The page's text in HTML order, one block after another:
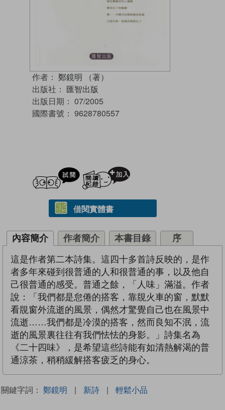
作者： 鄭鏡明 （著）
出版社： 匯智出版
出版日期： 07/2005
國際書號： 9628780557
試閲
借閱實體書
內容簡介 作者簡介 本書目錄 序
這是作者第二本詩集。這四十多首詩反映的，是作
者多年來碰到很普通的人和很普通的事，以及他自
己很普通的感受。普通之餘，「人味」滿溢。作者
說：「我們都是怠倦的搭客，靠覑火車的窗，默默
看覑窗外流逝的風景，偶然才驚覺自己也在風景中
流逝……我們都是冷漠的搭客，然而良知不泯，流
逝的風景裏往往有我們怯怯的身影。」詩集名為
《二十四味》，是希望這些詩能有如清熱解渴的普
通涼茶，稍稍緩解搭客疲乏的身心。
關鍵字詞： 鄭鏡明 | 新詩 | 輕鬆小品